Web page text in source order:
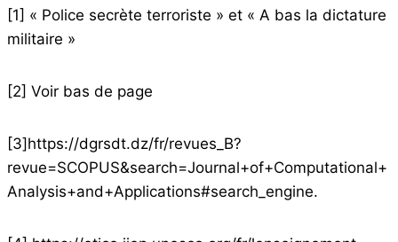
[1] « Police secrète terroriste » et « A bas la dictature
militaire »
[2] Voir bas de page
[3]https://dgrsdt.dz/fr/revues_B?
revue=SCOPUS&search=Journal+of+Computational+
Analysis+and+Applications#search_engine.